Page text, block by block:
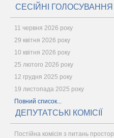
СЕСІЙНІ ГОЛОСУВАННЯ
11 червня 2026 року
29 квітня 2026 року
10 квітня 2026 року
25 лютого 2026 року
12 грудня 2025 року
19 листопада 2025 року
Повний список...
ДЕПУТАТСЬКІ КОМІСІЇ
Постійна комісія з питань